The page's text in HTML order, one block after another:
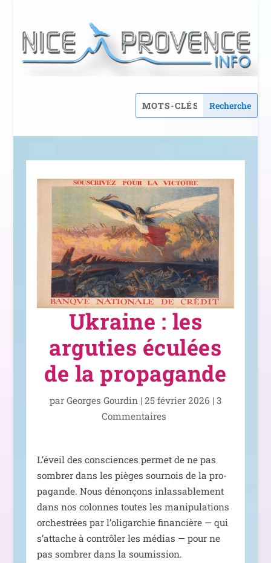
Ukraine : les
arguties éculées
de la propagande
par Georges Gourdin| 25 février 2026 | 3
Commentaires
L’éveil des consciences per­met de ne pas
som­brer dans les pièges sour­nois de la pro­
pa­gande. Nous dénon­çons inlas­sa­ble­ment
dans nos colonnes toutes les mani­pu­la­tions
orches­trées par l’o­li­gar­chie finan­cière — qui
s’at­tache à contrô­ler les médias — pour ne
pas som­brer dans la sou­mis­sion.